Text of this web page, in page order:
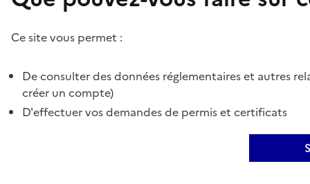
Ce site vous permet :
De consulter des données réglementaires et autres
créer un compte)
D'effectuer vos demandes de permis et certificats